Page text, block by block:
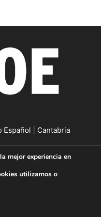
Español | Cantabria
psoe.es
mejor experiencia en
utilizamos o